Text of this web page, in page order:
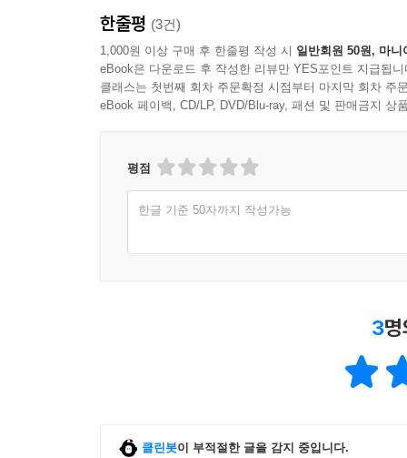
한줄평 (3건)
1,000원 이상 구매 후 한줄평 작성 시 일반회원 50원, 마니
eBook은 다운로드 후 작성한 리뷰만 YES포인트 지급됩니
클래스는 첫번째 회차 주문확정 시점부터 마지막 회차 주
eBook 페이백, CD/LP, DVD/Blu-ray, 패션 및 판매금지 상
평점
한글 기준 50자까지 작성가능
3
클린봇이 부적절한 글을 감지 중입니다.